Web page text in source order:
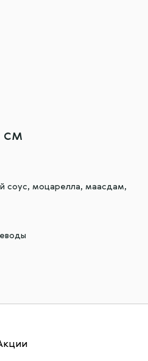
см
соус, моцарелла, маасдам,